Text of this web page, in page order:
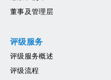
董事及管理层
评级服务
评级服务概述
评级流程